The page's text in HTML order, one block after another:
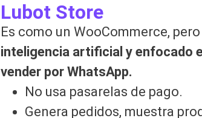
Lubot Store
Es como un WooCommerce,
inteligencia artificial y enfocado
vender por WhatsApp.
No usa pasarelas de pago.
Genera pedidos, muestra